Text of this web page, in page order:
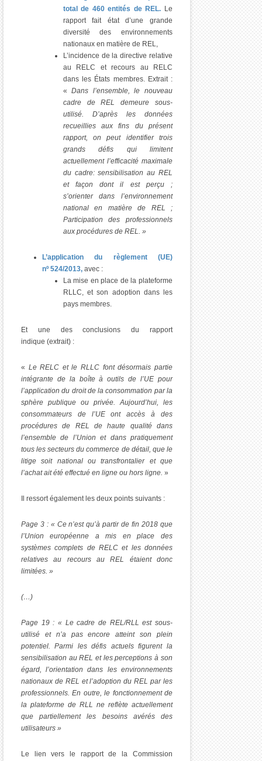
total de 460 entités de REL. Le
rapport fait état d’une grande
diversité des environnements
nationaux en matière de REL,
L’incidence de la directive relative
au RELC et recours au RELC
dans les États membres. Extrait :
«Dans l’ensemble, le nouveau
cadre de REL demeure sous-
utilisé. D’après les données
recueillies aux fins du présent
rapport, on peut identifier trois
grands défis qui limitent
actuellement l’efficacité maximale
du cadre: sensibilisation au REL
et façon dont il est perçu ;
s’orienter dans l’environnement
national en matière de REL ;
Participation des professionnels
aux procédures de REL. »
L’application du règlement (UE)
nº 524/2013, avec :
La mise en place de la plateforme
RLLC, et son adoption dans les
pays membres.
Et une des conclusions du rapport
indique (extrait) :
« Le RELC et le RLLC font désormais partie
intégrante de la boîte à outils de l’UE pour
l’application du droit de la consommation par la
sphère publique ou privée. Aujourd’hui, les
consommateurs de l’UE ont accès à des
procédures de REL de haute qualité dans
l’ensemble de l’Union et dans pratiquement
tous les secteurs du commerce de détail, que le
litige soit national ou transfrontalier et que
l’achat ait été effectué en ligne ou hors ligne. »
Il ressort également les deux points suivants :
Page 3 : « Ce n’est qu’à partir de fin 2018 que
l’Union européenne a mis en place des
systèmes complets de RELC et les données
relatives au recours au REL étaient donc
limitées. »
(…)
Page 19 : « Le cadre de REL/RLL est sous-
utilisé et n’a pas encore atteint son plein
potentiel. Parmi les défis actuels figurent la
sensibilisation au REL et les perceptions à son
égard, l’orientation dans les environnements
nationaux de REL et l’adoption du REL par les
professionnels. En outre, le fonctionnement de
la plateforme de RLL ne reflète actuellement
que partiellement les besoins avérés des
utilisateurs »
Le lien vers le rapport de la Commission